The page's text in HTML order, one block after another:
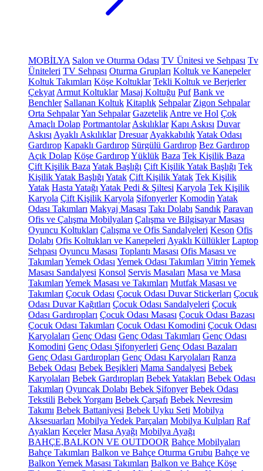
MOBİLYA Salon ve Oturma Odası TV Ünitesi ve Sehpası Tv
Üniteleri TV Sehpası Oturma Grupları Koltuk ve Kanepeler
Koltuk Takımları Köşe Koltuklar Tekli Koltuk ve Berjerler
Çekyat Armut Koltuklar Masaj Koltuğu Puf Bank ve
Benchler Sallanan Koltuk Kitaplık Sehpalar Zigon Sehpalar
Orta SehpalarYan Sehpalar Gazetelik Antre ve Hol Çok
Amaçlı Dolap Portmantolar Askılıklar Kapı Askısı Duvar
Askısı Ayaklı Askılıklar Dresuar AyakkabılıkYatak Odası
Gardırop Kapaklı Gardırop Sürgülü Gardırop Bez Gardırop
Açık Dolap Köşe GardıropYüklük Baza Tek Kişilik Baza
Çift Kişilik Baza Yatak Başlığı Çift Kişilik Yatak Başlığı Tek
Kişilik Yatak Başlığı Yatak Çift Kişilik Yatak Tek Kişilik
Yatak Hasta Yatağı Yatak Pedi & Şiltesi Karyola Tek Kişilik
Karyola Çift Kişilik Karyola Şifonyerler Komodin Yatak
Odası Takımları Makyaj Masası Takı Dolabı Sandık Paravan
Ofis ve Çalışma Mobilyaları Çalışma ve Bilgisayar Masası
Oyuncu Koltukları Çalışma ve Ofis Sandalyeleri Keson Ofis
Dolabı Ofis Koltukları ve Kanepeleri Ayaklı Küllükler Laptop
Sehpası Oyuncu Masası Toplantı Masası Ofis Masası ve
Takımları Yemek Odası Yemek Odası Takımları Vitrin Yemek
Masası Sandalyesi Konsol Servis Masaları Masa ve Masa
Takımları Yemek Masası ve Takımları Mutfak Masası ve
Takımları Çocuk Odası Çocuk Odası Duvar Stickerları Çocuk
Odası Duvar Kağıtları Çocuk Odası Sandalyeleri Çocuk
Odası Gardıropları Çocuk Odası Masası Çocuk Odası Bazası
Çocuk Odası Takımları Çocuk Odası Komodini Çocuk Odası
Karyolaları Genç Odası Genç Odası Takımları Genç Odası
Komodini Genç Odası Şifonyerleri Genç Odası Bazaları
Genç Odası Gardıropları Genç Odası Karyolaları Ranza
Bebek Odası Bebek Beşikleri Mama Sandalyesi Bebek
Karyolaları Bebek Gardıropları Bebek Yatakları Bebek Odası
Takımları Oyuncak Dolabı Bebek Şifonyer Bebek Odası
Tekstili Bebek Yorganı Bebek Çarşafı Bebek Nevresim
Takımı Bebek Battaniyesi Bebek Uyku Seti Mobilya
Aksesuarları Mobilya Yedek Parçaları Mobilya Kulpları Raf
Ayakları Keçeler Masa Ayağı Mobilya Ayağı
BAHÇE,BALKON VE OUTDOOR Bahçe Mobilyaları
Bahçe Takımları Balkon ve Bahçe Oturma Grubu Bahçe ve
Balkon Yemek Masası Takımları Balkon ve Bahçe Köşe